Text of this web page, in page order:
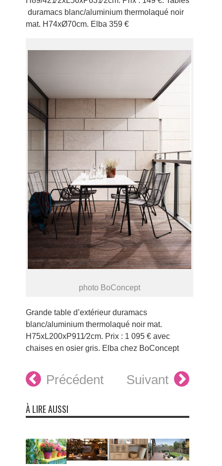
duramacs blanc/aluminium thermolaqué noir
mat. H74xØ70cm. Elba 359 €
photo BoConcept
Grande table d’extérieur duramacs
blanc/aluminium thermolaqué noir mat.
H75xL200xP911⁄2cm. Prix : 1 095 € avec
chaises en osier gris. Elba chez BoConcept
Précédent Suivant
À LIRE AUSSI